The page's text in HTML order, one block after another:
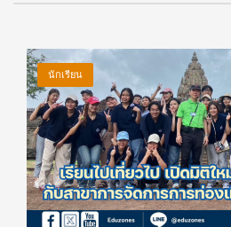
นักเรียน